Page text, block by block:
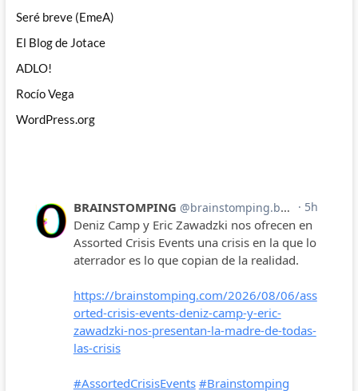
Seré breve (EmeA)
El Blog de Jotace
ADLO!
Rocío Vega
WordPress.org